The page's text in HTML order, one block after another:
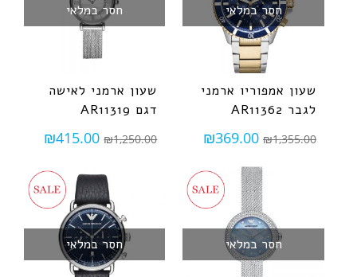
חסר במלאי
שעון אמפוריו ארמני
לגבר AR11362
₪1,355.00
₪369.00
חסר במלאי
שעון ארמני לאישה
דגם AR11319
₪1,250.00
₪415.00
חסר במלאי חסר במלאי